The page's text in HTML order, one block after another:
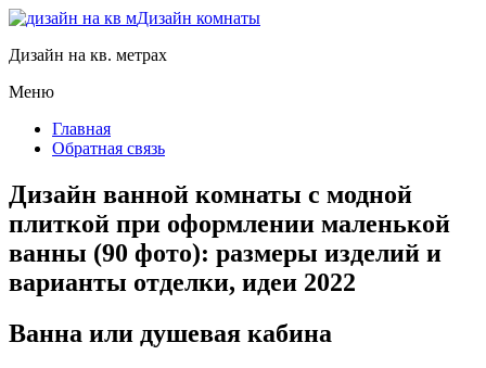
Дизайн комнаты
Дизайн на кв. метрах
Меню
Главная
Обратная связь
Дизайн ванной комнаты с модной
плиткой при оформлении маленькой
ванны (90 фото): размеры изделий и
варианты отделки, идеи 2022
Ванна или душевая кабина